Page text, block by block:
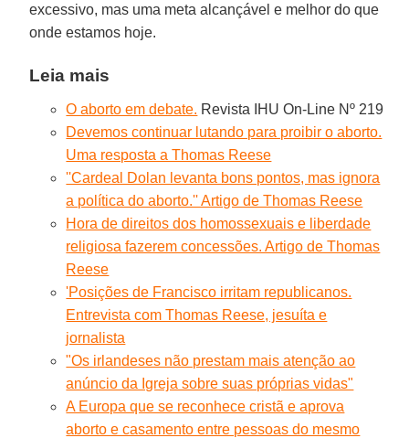
excessivo, mas uma meta alcançável e melhor do que
onde estamos hoje.
Leia mais
O aborto em debate. Revista IHU On-Line Nº 219
Devemos continuar lutando para proibir o aborto.
Uma resposta a Thomas Reese
''Cardeal Dolan levanta bons pontos, mas ignora
a política do aborto.'' Artigo de Thomas Reese
Hora de direitos dos homossexuais e liberdade
religiosa fazerem concessões. Artigo de Thomas
Reese
'Posições de Francisco irritam republicanos.
Entrevista com Thomas Reese, jesuíta e
jornalista
"Os irlandeses não prestam mais atenção ao
anúncio da Igreja sobre suas próprias vidas"
A Europa que se reconhece cristã e aprova
aborto e casamento entre pessoas do mesmo